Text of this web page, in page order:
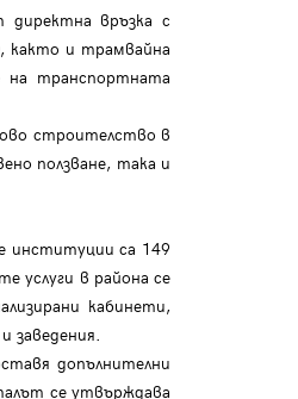
директна връзка с
както и трамвайна
на транспортната
строителство в
ползване, така и
институции са 149
услуги в района се
кабинети,
допълнителни
се утвърждава